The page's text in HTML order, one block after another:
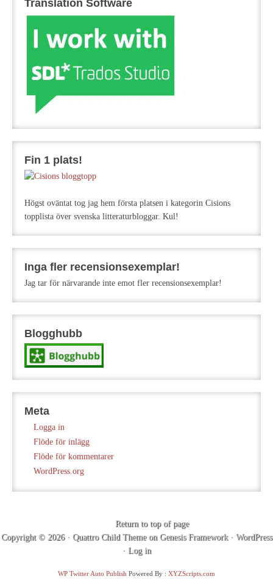
Translation Software
Fin 1 plats!
Högst oväntat tog jag hem första platsen i kategorin Cisions
topplista över svenska litteraturbloggar. Kul!
Inga fler recensionsexemplar!
Jag tar för närvarande inte emot fler recensionsexemplar!
Blogghubb
Meta
Logga in
Flöde för inlägg
Flöde för kommentarer
WordPress.org
Return to top of page
Copyright © 2026 · Quattro Child Themeon Genesis Framework· WordPress
· Log in
WP Twitter Auto Publish Powered By : XYZScripts.com